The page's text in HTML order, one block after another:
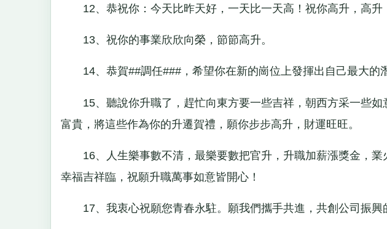
12、恭祝你：今天比昨天好，一天比一天高！祝你高升，高升
13、祝你的事業欣欣向榮，節節高升。
14、恭賀##調任###，希望你在新的崗位上發揮出自己最大的
15、聽說你升職了，趕忙向東方要一些吉祥，朝西方采一些如
富貴，將這些作為你的升遷賀禮，願你步步高升，財運旺旺。
16、人生樂事數不清，最樂要數把官升，升職加薪漲獎金，業
幸福吉祥臨，祝願升職萬事如意皆開心！
17、我衷心祝願您青春永駐。願我們攜手共進，共創公司振興